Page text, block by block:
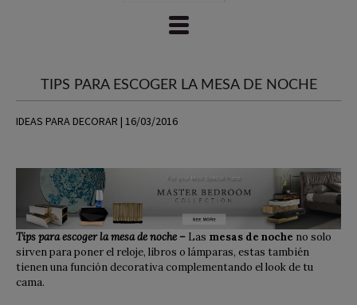
TIPS PARA ESCOGER LA MESA DE NOCHE
IDEAS PARA DECORAR | 16/03/2016
Tips para escoger la mesa de noche – Las mesas de noche no solo
sirven para poner el reloje, libros o lámparas, estas también
tienen una función decorativa complementando el look de tu
cama.